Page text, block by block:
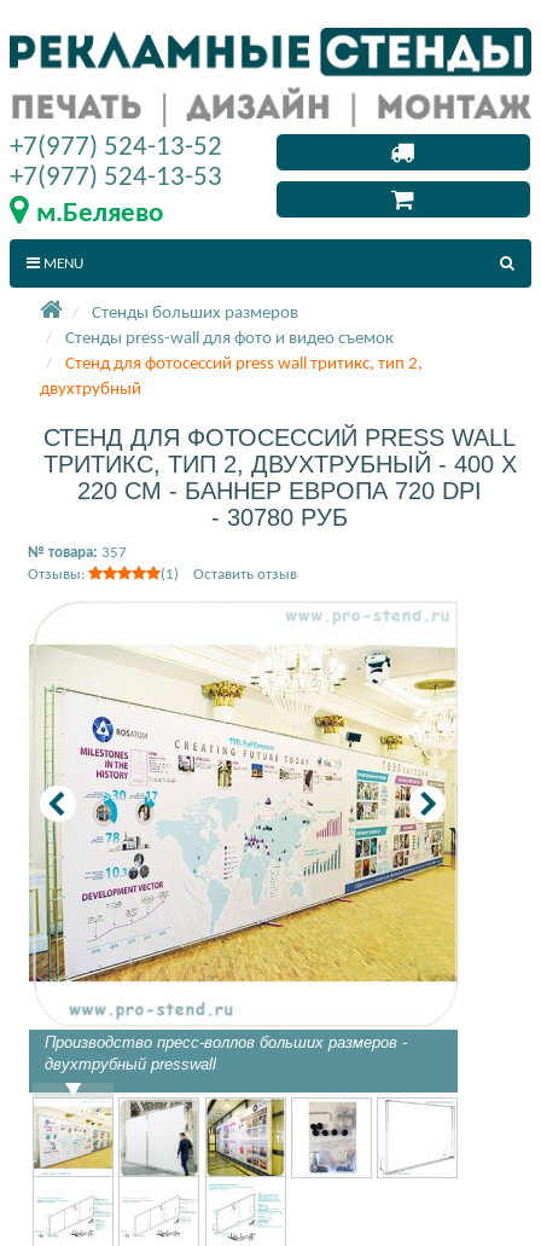
Стенды больших размеров
Стенды press-wall для фото и видео съемок
Стенд для фотосессий press wall тритикс, тип 2,
двухтрубный
СТЕНД ДЛЯ ФОТОСЕССИЙ PRESS WALL
ТРИТИКС, ТИП 2, ДВУХТРУБНЫЙ - 400 X
220 СМ - БАННЕР ЕВРОПА 720 DPI
- 30780 РУБ
№ товара: 357
Отзывы:
(1) Оставить отзыв
Производство пресс-воллов больших размеров -
двухтрубный presswall
+7(977) 524-13-52
+7(977) 524-13-53
м.Беляево
MENU